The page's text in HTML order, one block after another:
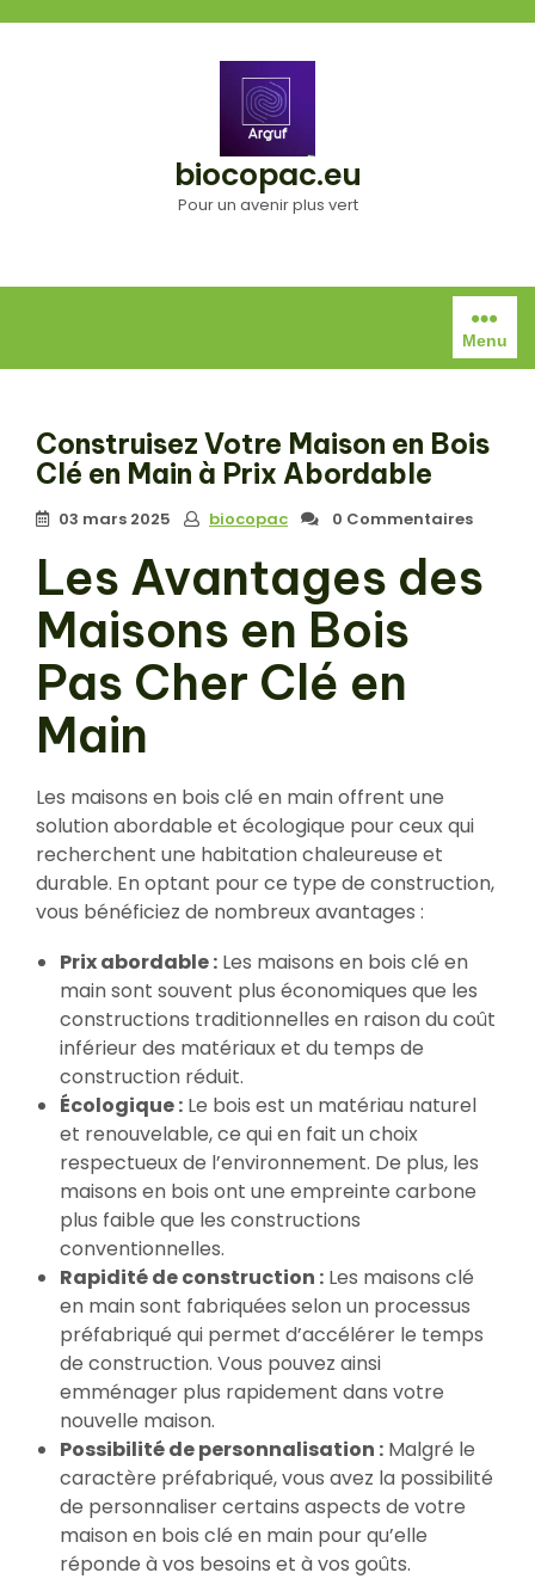
biocopac.eu
Pour un avenir plus vert
Menu
Construisez Votre Maison en Bois
Clé en Main à Prix Abordable
03 mars 2025 biocopac 0 Commentaires
Les Avantages des
Maisons en Bois
Pas Cher Clé en
Main
Les maisons en bois clé en main offrent une
solution abordable et écologique pour ceux qui
recherchent une habitation chaleureuse et
durable. En optant pour ce type de construction,
vous bénéficiez de nombreux avantages :
Prix abordable : Les maisons en bois clé en
main sont souvent plus économiques que les
constructions traditionnelles en raison du coût
inférieur des matériaux et du temps de
construction réduit.
Écologique : Le bois est un matériau naturel
et renouvelable, ce qui en fait un choix
respectueux de l’environnement. De plus, les
maisons en bois ont une empreinte carbone
plus faible que les constructions
conventionnelles.
Rapidité de construction : Les maisons clé
en main sont fabriquées selon un processus
préfabriqué qui permet d’accélérer le temps
de construction. Vous pouvez ainsi
emménager plus rapidement dans votre
nouvelle maison.
Possibilité de personnalisation : Malgré le
caractère préfabriqué, vous avez la possibilité
de personnaliser certains aspects de votre
maison en bois clé en main pour qu’elle
réponde à vos besoins et à vos goûts.